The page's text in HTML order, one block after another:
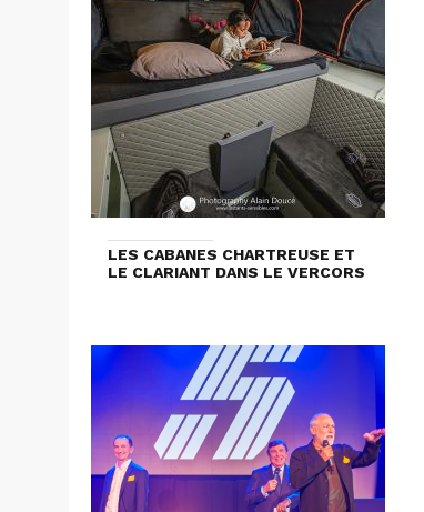
LES CABANES CHARTREUSE ET
LE CLARIANT DANS LE VERCORS